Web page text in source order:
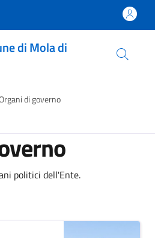
di Mola di
di governo
politici dell'Ente.